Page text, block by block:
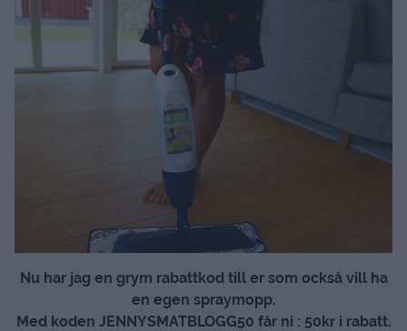
Nu har jag en grym rabattkod till er som också vill ha
en egen spraymopp.
Med koden JENNYSMATBLOGG50 får ni : 50kr i rabatt.